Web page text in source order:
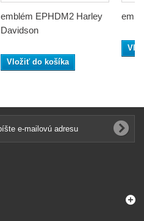
emblém EPHDM2 Harley
Davidson
Vložiť do košíka